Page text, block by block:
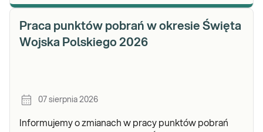
Praca punktów pobrań w okresie Święta
Wojska Polskiego 2026
07 sierpnia 2026
Informujemy o zmianach w pracy punktów pobrań